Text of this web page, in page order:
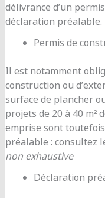
délivrance d’un
déclaration préalable.
Permis de
Il est notamment
construction ou
surface de plancher
projets de 20 à 40 m²
emprise sont
préalable : consultez
non exhaustive
Déclaration